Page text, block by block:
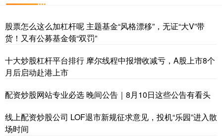
股票怎么这么加杠杆呢 主题基金“风格漂移”，无证“大V”带
货！又有公募基金领“双罚”
十大炒股杠杆平台排行 摩尔线程中报增收减亏，A股上市8个
月后启动赴港上市
配资炒股网站专业必选 晚间公告｜8月10日这些公告有看头
线上配资炒股公司 LOF退市新规征求意见，投机“乐园”进入散
场时间